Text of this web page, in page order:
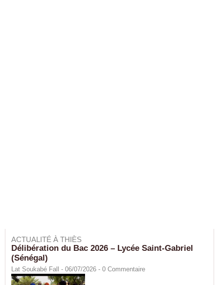
ACTUALITÉ À THIÈS
Délibération du Bac 2026 – Lycée Saint-Gabriel
(Sénégal)
Lat Soukabé Fall - 06/07/2026 - 0 Commentaire